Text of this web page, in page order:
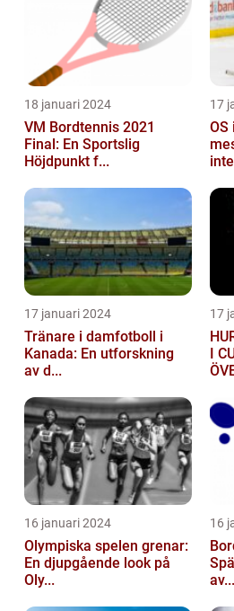
18 januari 2024
VM Bordtennis 2021
Final: En Sportslig
Höjdpunkt f...
17
OS
17 januari 2024
Tränare i damfotboll i
Kanada: En utforskning
av d...
17
I
16 januari 2024
Olympiska spelen grenar:
En djupgående look på
Oly...
16
av...